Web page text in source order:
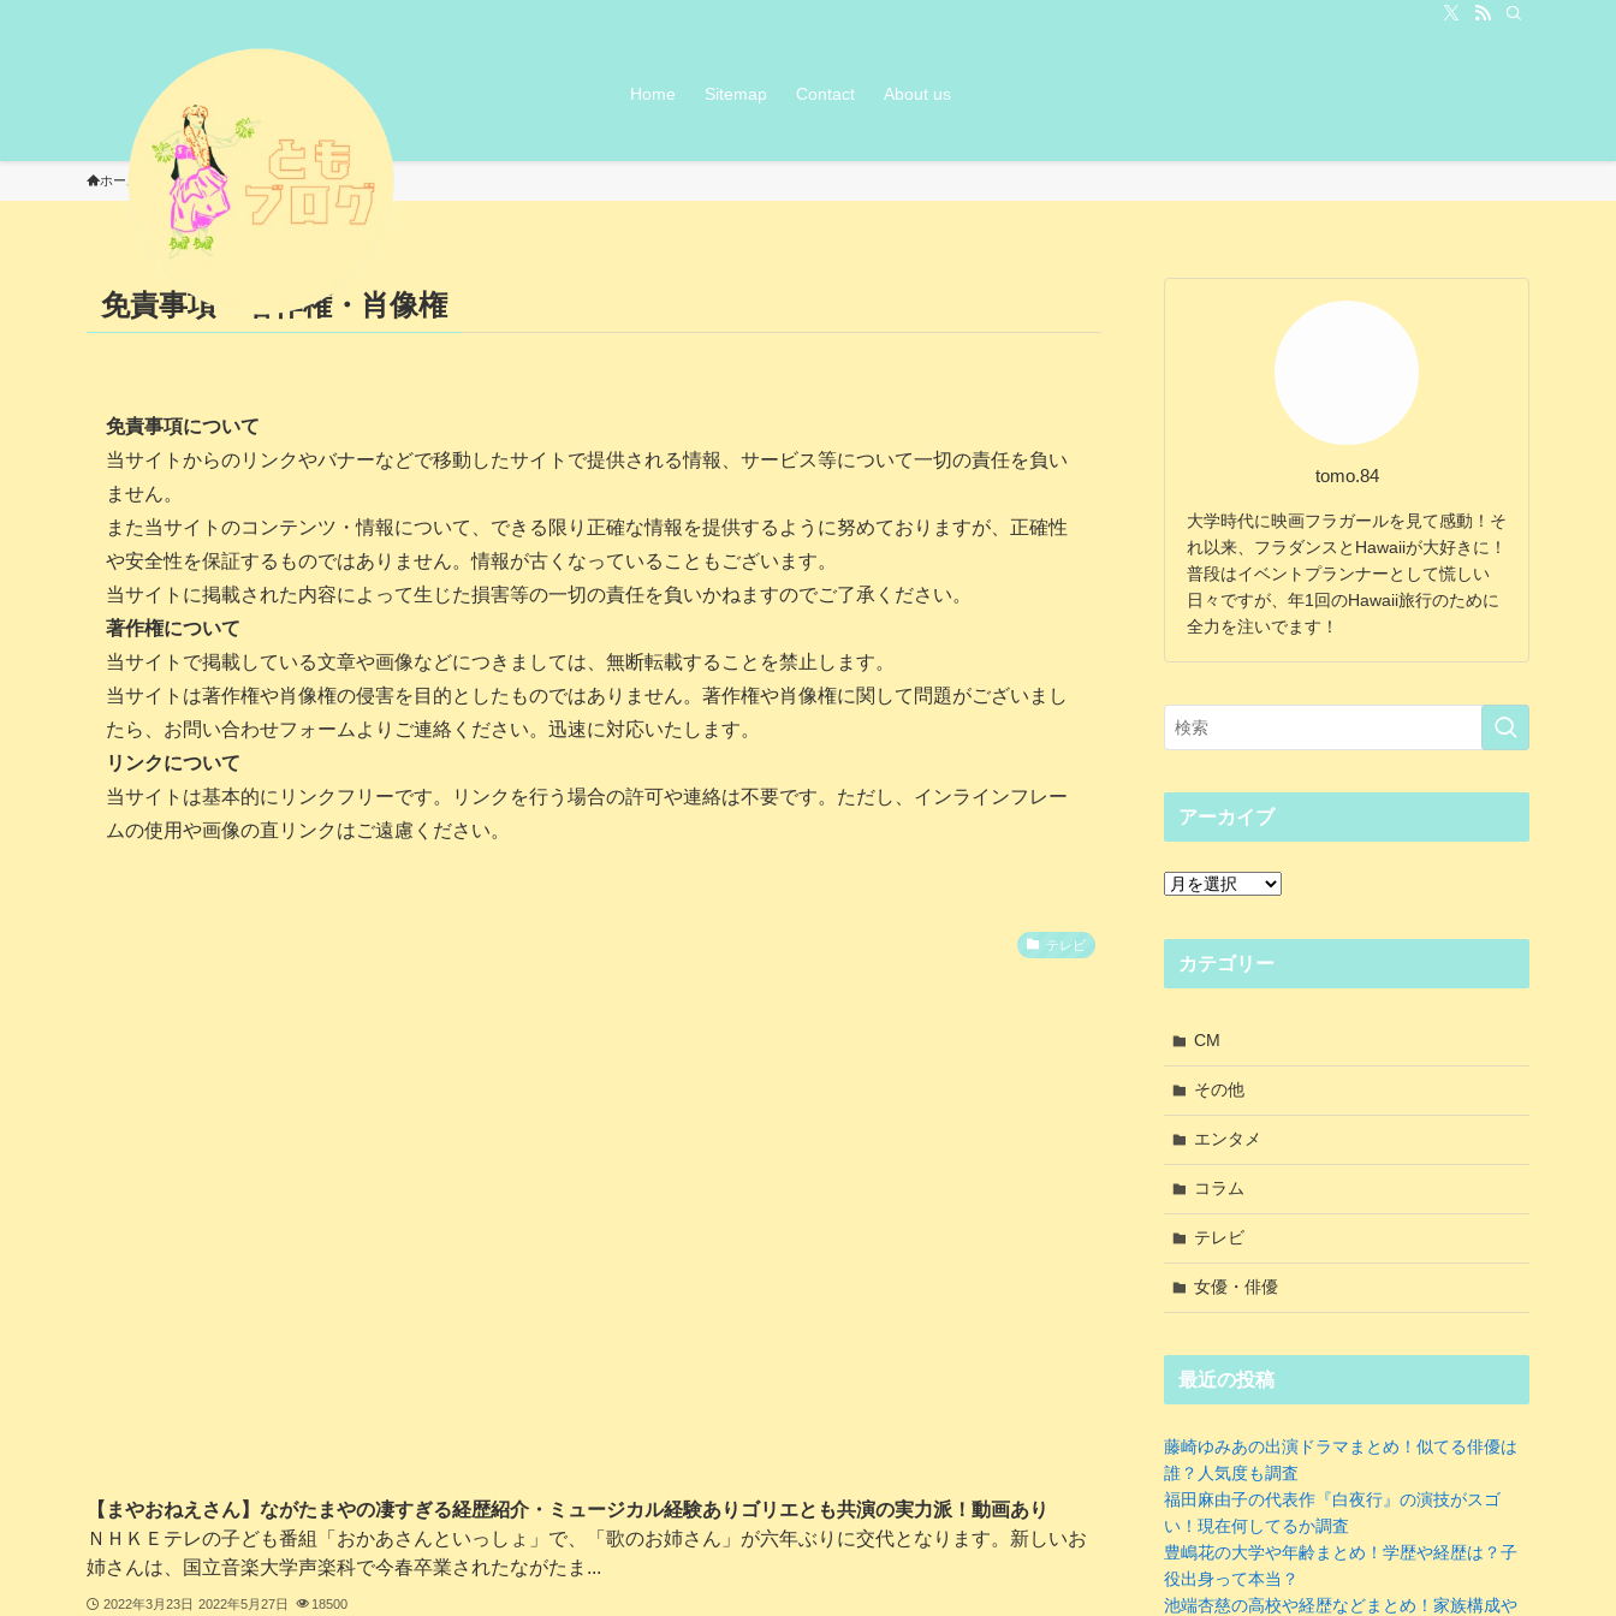
Home Sitemap Contact About us
ホーム 免責事項・著作権・肖像権
免責事項・著作権・肖像権
免責事項について
当サイトからのリンクやバナーなどで移動したサイトで提供される情報、サービス等について一切の責任を負い
ません。
また当サイトのコンテンツ・情報について、できる限り正確な情報を提供するように努めておりますが、正確性
や安全性を保証するものではありません。情報が古くなっていることもございます。
当サイトに掲載された内容によって生じた損害等の一切の責任を負いかねますのでご了承ください。
著作権について
当サイトで掲載している文章や画像などにつきましては、無断転載することを禁止します。
当サイトは著作権や肖像権の侵害を目的としたものではありません。著作権や肖像権に関して問題がございまし
たら、お問い合わせフォームよりご連絡ください。迅速に対応いたします。
リンクについて
当サイトは基本的にリンクフリーです。リンクを行う場合の許可や連絡は不要です。ただし、インラインフレー
ムの使用や画像の直リンクはご遠慮ください。
テレビ
【まやおねえさん】ながたまやの凄すぎる経歴紹介・ミュージカル経験ありゴリエとも共演の実力派！動画あり
ＮＨＫＥテレの子ども番組「おかあさんといっしょ」で、「歌のお姉さん」が六年ぶりに交代となります。新しいお
姉さんは、国立音楽大学声楽科で今春卒業されたながたま...
2022年3月23日 2022年5月27日 18500
tomo.84
大学時代に映画フラガールを見て感動！そ
れ以来、フラダンスとHawaiiが大好きに！
普段はイベントプランナーとして慌しい
日々ですが、年1回のHawaii旅行のために
全力を注いでます！
アーカイブ
ア
カ
ブ
カテゴリー
CM
その他
エンタメ
コラム
テレビ
女優・俳優
最近の投稿
藤崎ゆみあの出演ドラマまとめ！似てる俳優は
誰？人気度も調査
福田麻由子の代表作『白夜行』の演技がスゴ
い！現在何してるか調査
豊嶋花の大学や年齢まとめ！学歴や経歴は？子
役出身って本当？
池端杏慈の高校や経歴などまとめ！家族構成や